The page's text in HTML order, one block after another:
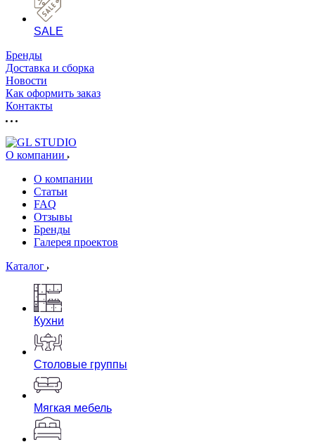
SALE
Бренды
Доставка и сборка
Новости
Как оформить заказ
Контакты
О компании
О компании
Статьи
FAQ
Отзывы
Бренды
Галерея проектов
Каталог
Кухни
Столовые группы
Мягкая мебель